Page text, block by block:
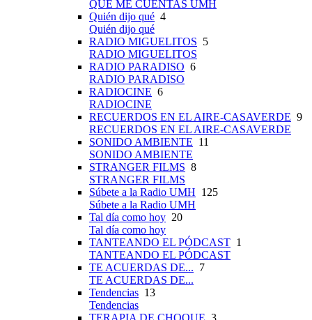
QUÉ ME CUENTAS UMH
Quién dijo qué 4
Quién dijo qué
RADIO MIGUELITOS 5
RADIO MIGUELITOS
RADIO PARADISO 6
RADIO PARADISO
RADIOCINE 6
RADIOCINE
RECUERDOS EN EL AIRE-CASAVERDE 9
RECUERDOS EN EL AIRE-CASAVERDE
SONIDO AMBIENTE 11
SONIDO AMBIENTE
STRANGER FILMS 8
STRANGER FILMS
Súbete a la Radio UMH 125
Súbete a la Radio UMH
Tal día como hoy 20
Tal día como hoy
TANTEANDO EL PÓDCAST 1
TANTEANDO EL PÓDCAST
TE ACUERDAS DE... 7
TE ACUERDAS DE...
Tendencias 13
Tendencias